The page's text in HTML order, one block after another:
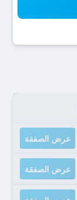
عرض الصفقة
عرض الصفقة